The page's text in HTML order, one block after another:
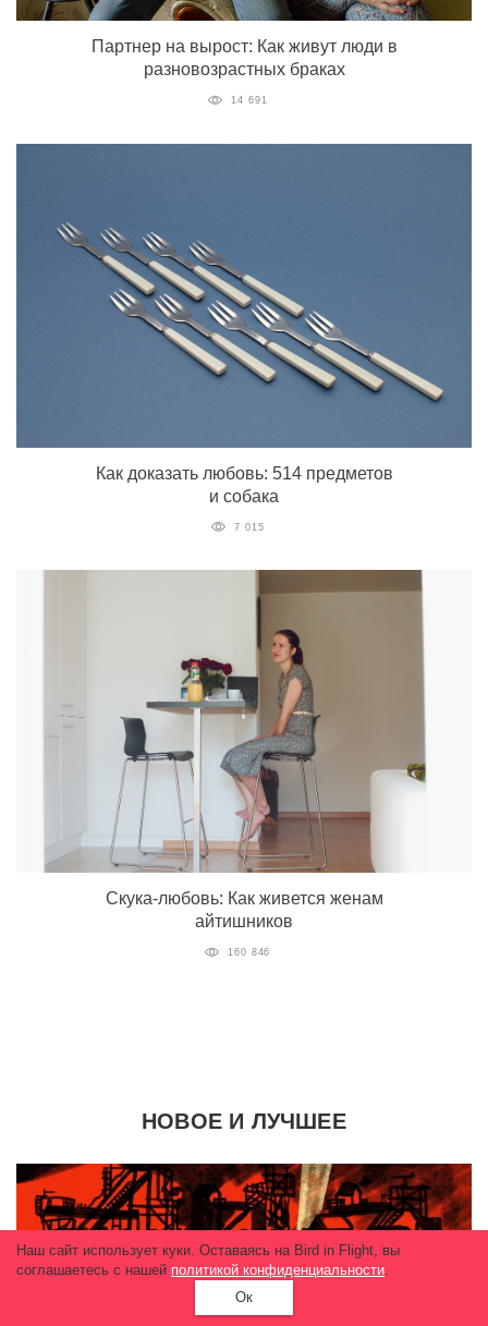
Партнер на вырост: Как живут люди в
разновозрастных браках
14 691
Как доказать любовь: 514 предметов
и собака
7 015
Скука-любовь: Как живется женам
айтишников
160 846
НОВОЕ И ЛУЧШЕЕ
Наш сайт использует куки. Оставаясь на Bird in Flight, вы
соглашаетесь с нашей политикой конфиденциальности.
Ок